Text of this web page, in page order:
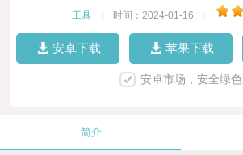
工具 时间：2024-01-16
安卓下载 苹果下载
安卓市场，安全绿色
简介